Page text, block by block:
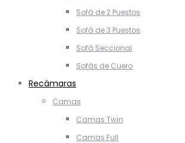
Sofá de 2 Puestos
Sofá de 3 Puestos
Sofá Seccional
Sofás de Cuero
Recámaras
Camas
Camas Twin
Camas Full